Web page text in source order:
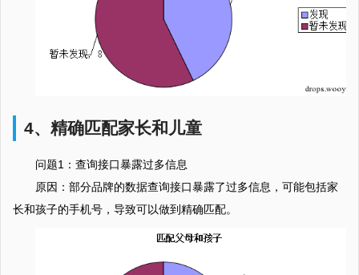
4、精确匹配家长和儿童
问题1：查询接口暴露过多信息
原因：部分品牌的数据查询接口暴露了过多信息，可能包括家
长和孩子的手机号，导致可以做到精确匹配。